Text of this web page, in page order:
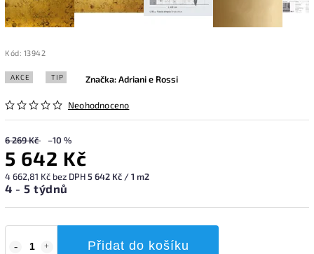
Kód: 13942
AKCE TIP
Neohodnoceno
Značka:Adriani e Rossi
6 269 Kč –10 %
5 642 Kč
4 662,81 Kč bez DPH5 642 Kč / 1 m2
4 - 5 týdnů
Přidat do košíku